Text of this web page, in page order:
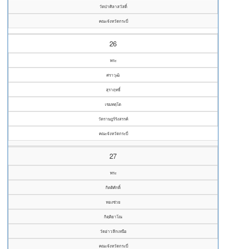
วัดป่าศิลาสวัสดิ์
คณะจังหวัดกระบี่
26
พระ
ศราวุฒิ
สุราฤทธิ์
เขมทตฺโต
วัดราษฎร์รังสรรค์
คณะจังหวัดกระบี่
27
พระ
กิตติศักดิ์
ทองช่วย
กิตฺติยาโณ
วัดอ่าวลึกเหนือ
คณะจังหวัดกระบี่